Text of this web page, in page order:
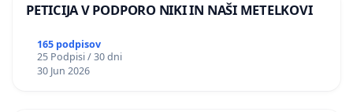
PETICIJA V PODPORO NIKI IN NAŠI METELKOVI
165 podpisov
25 Podpisi / 30 dni
30 Jun 2026